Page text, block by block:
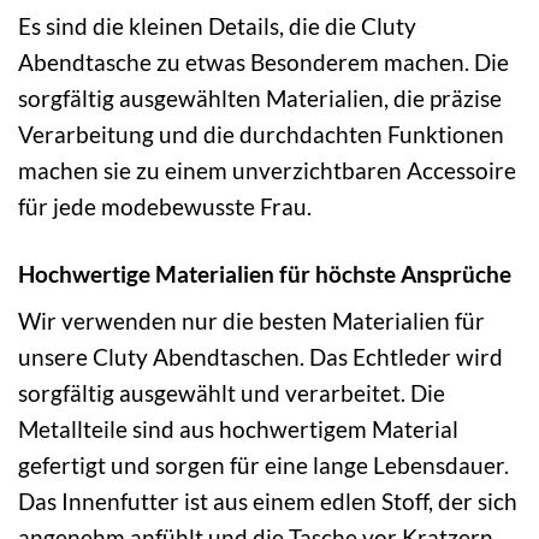
Es sind die kleinen Details, die die Cluty
Abendtasche zu etwas Besonderem machen. Die
sorgfältig ausgewählten Materialien, die präzise
Verarbeitung und die durchdachten Funktionen
machen sie zu einem unverzichtbaren Accessoire
für jede modebewusste Frau.
Hochwertige Materialien für höchste Ansprüche
Wir verwenden nur die besten Materialien für
unsere Cluty Abendtaschen. Das Echtleder wird
sorgfältig ausgewählt und verarbeitet. Die
Metallteile sind aus hochwertigem Material
gefertigt und sorgen für eine lange Lebensdauer.
Das Innenfutter ist aus einem edlen Stoff, der sich